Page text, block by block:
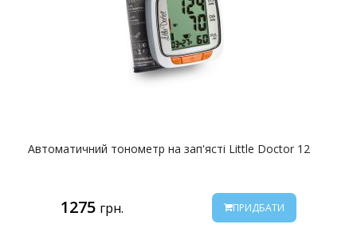
Автоматичний тонометр на зап'ясті Little Doctor 12
1275 грн. ПРИДБАТИ